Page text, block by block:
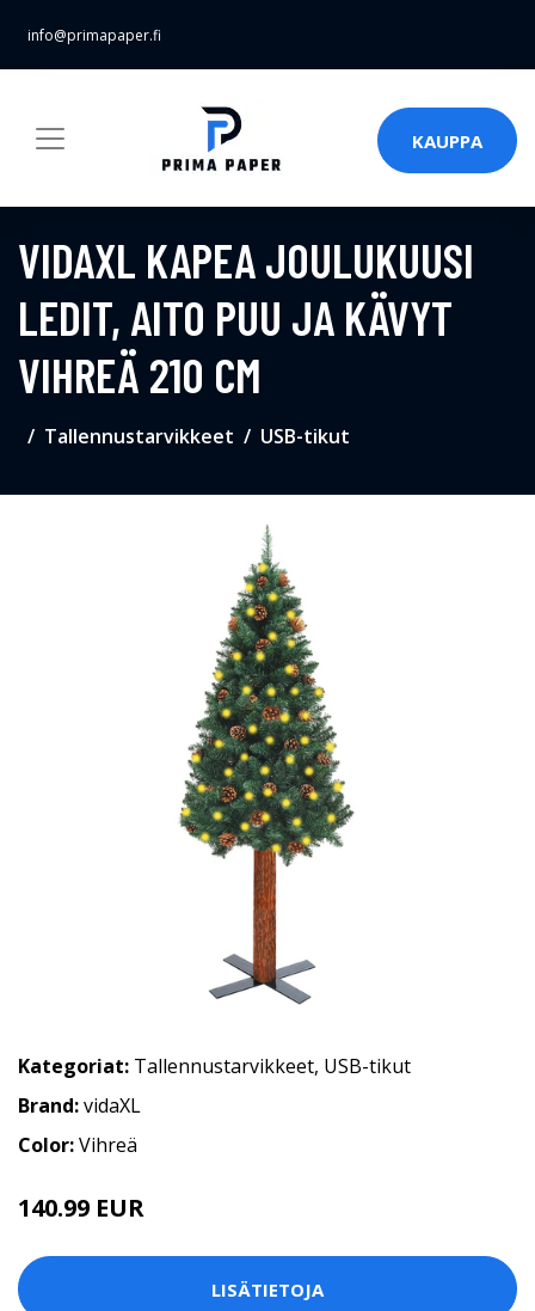
info@primapaper.fi
KAUPPA
VIDAXL KAPEA JOULUKUUSI
LEDIT, AITO PUU JA KÄVYT
VIHREÄ 210 CM
Tallennustarvikkeet USB-tikut
Kategoriat: Tallennustarvikkeet, USB-tikut
Brand:vidaXL
Color:Vihreä
140.99 EUR
LISÄTIETOJA